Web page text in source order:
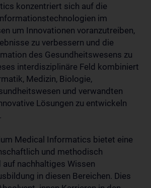
konzentriert sich auf die
im
um Innovationen voranzutreiben,
zu verbessern und die
des Gesundheitswesens zu
interdisziplinäre Feld kombiniert
Medizin, Biologie,
und verwandten
Lösungen zu entwickeln
Medical Informatics bietet eine
und methodisch
nachhaltiges Wissen
in diesen Bereichen. Dies